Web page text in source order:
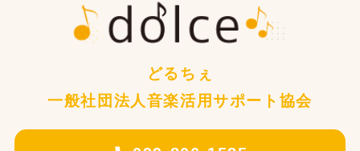
どるちぇ
一般社団法人音楽活用サポート協会